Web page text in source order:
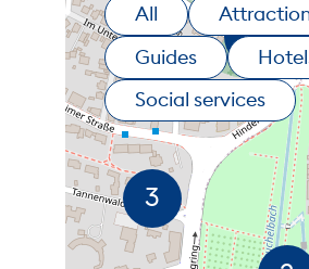
All
Guides
Social services